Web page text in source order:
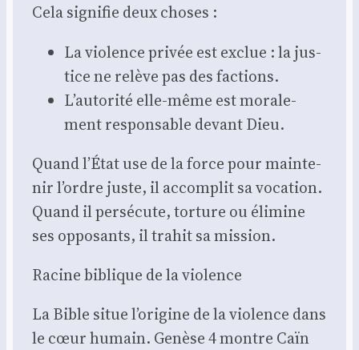
Cela signi­fie deux choses :
La vio­lence pri­vée est exclue : la jus­
tice ne relève pas des fac­tions.
L’autorité elle-même est mora­le­
ment res­pon­sable devant Dieu.
Quand l’État use de la force pour main­te­
nir l’ordre juste, il accom­plit sa voca­tion.
Quand il per­sé­cute, tor­ture ou éli­mine
ses oppo­sants, il tra­hit sa mis­sion.
Racine biblique de la vio­lence
La Bible situe l’origine de la vio­lence dans
le cœur humain. Genèse 4 montre Caïn